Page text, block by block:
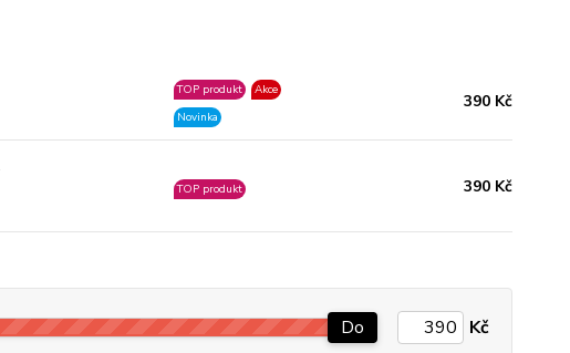
TOP produkt
Akce
Novinka
390 Kč
TOP produkt 390 Kč
Do Kč